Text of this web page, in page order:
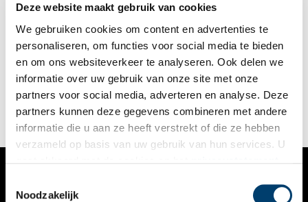
Deze website maakt gebruik van cookies
We gebruiken cookies om content en advertenties te
personaliseren, om functies voor social media te bieden
en om ons websiteverkeer te analyseren. Ook delen we
informatie over uw gebruik van onze site met onze
partners voor social media, adverteren en analyse. Deze
partners kunnen deze gegevens combineren met andere
informatie die u aan ze heeft verstrekt of die ze hebben
verzameld op basis van uw gebruik van hun services. U
Noodzakelijk
Tot omstreeks 1880 vond op de huidige Oude Vismarkt de
vismarkt plaats. Voor de droogmaking van het Beemstermeer
kende Purmerend een bloeiende en lucratieve aalvisserij. Toen
Purmerend in 1410 stadsrechten kreeg, hield de graaf van
Holland het visrecht op de Where aan zich en daarmee dus
ook de opbrengsten ervan. Dat betekende dat de graaf de
pachtgelden opstreek en niet de stad.
VERHALEN